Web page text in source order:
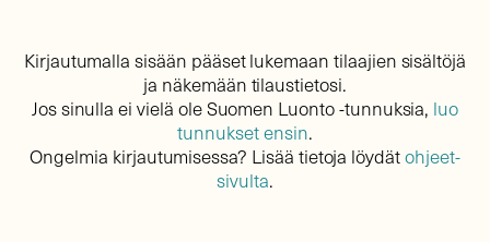
Kirjautumalla sisään pääset lukemaan tilaajien sisältöjä
ja näkemään tilaustietosi.
Jos sinulla ei vielä ole Suomen Luonto -tunnuksia, luo
tunnukset ensin.
Ongelmia kirjautumisessa? Lisää tietoja löydätohjeet-
sivulta.